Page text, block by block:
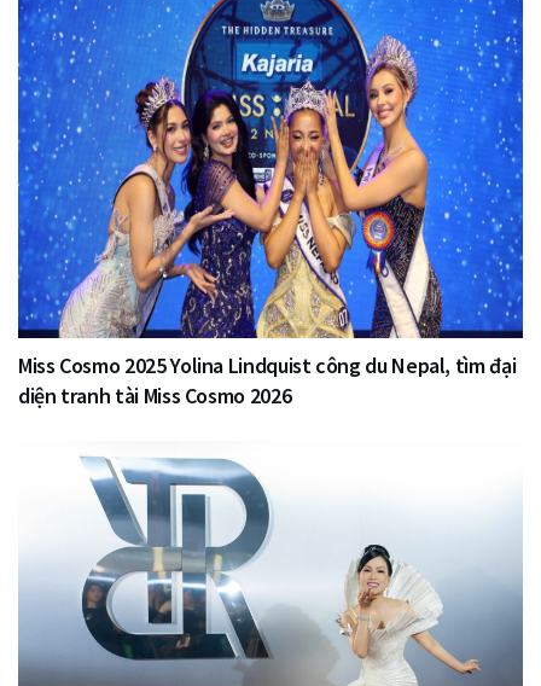
Miss Cosmo 2025 Yolina Lindquist công du Nepal, tìm đại
diện tranh tài Miss Cosmo 2026